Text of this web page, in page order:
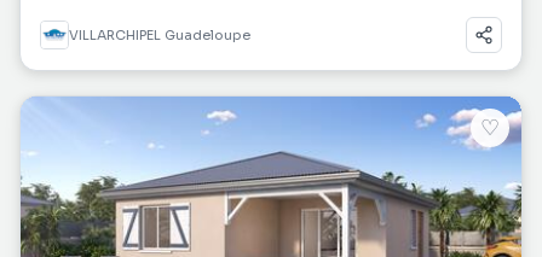
VILLARCHIPEL Guadeloupe
♡